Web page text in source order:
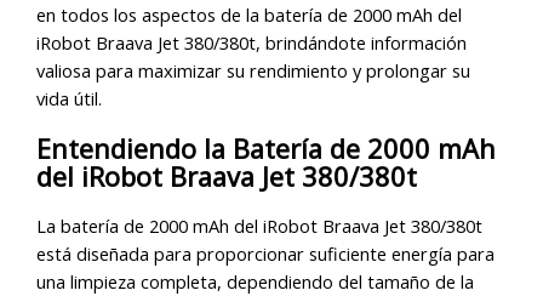
en todos los aspectos de la batería de 2000 mAh del
iRobot Braava Jet 380/380t, brindándote información
valiosa para maximizar su rendimiento y prolongar su
vida útil.
Entendiendo la Batería de 2000 mAh
del iRobot Braava Jet 380/380t
La batería de 2000 mAh del iRobot Braava Jet 380/380t
está diseñada para proporcionar suficiente energía para
una limpieza completa, dependiendo del tamaño de la